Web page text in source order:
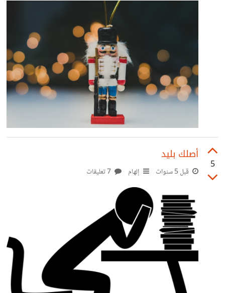
5
أصلك بليد
قبل 5 سنوات إلهام